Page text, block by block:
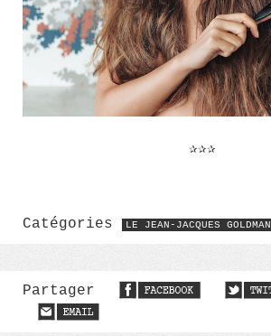
✰✰✰
Catégories LE JEAN-JACQUES GOLDMAN
Partager